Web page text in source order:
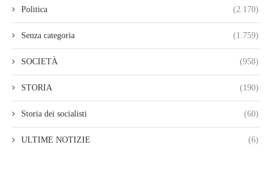
Politica (2.170)
Senza categoria (1.759)
SOCIETÀ (958)
STORIA (190)
Storia dei socialisti (60)
ULTIME NOTIZIE (6)